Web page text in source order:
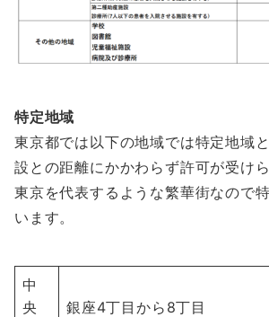
特定地域
東京都では以下の地域では特定地域
設との距離にかかわらず許可が受けら
東京を代表するような繁華街なので
います。
中
央
銀座4丁目から8丁目